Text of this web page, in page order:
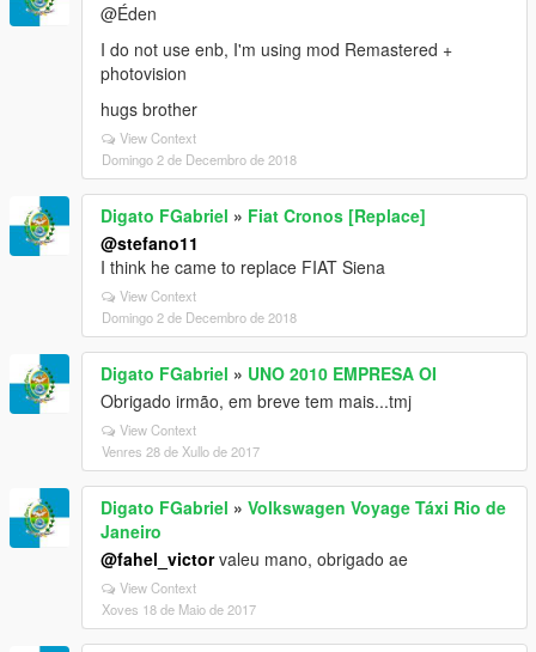
@Éden
I do not use enb, I'm using mod Remastered +
photovision
hugs brother
View Context
Domingo 2 de Decembro de 2018
Digato FGabriel » Fiat Cronos [Replace]
@stefano11
I think he came to replace FIAT Siena
View Context
Domingo 2 de Decembro de 2018
Digato FGabriel » UNO 2010 EMPRESA OI
Obrigado irmão, em breve tem mais...tmj
View Context
Venres 28 de Xullo de 2017
Digato FGabriel » Volkswagen Voyage Táxi Rio de
Janeiro
@fahel_victorvaleu mano, obrigado ae
View Context
Xoves 18 de Maio de 2017